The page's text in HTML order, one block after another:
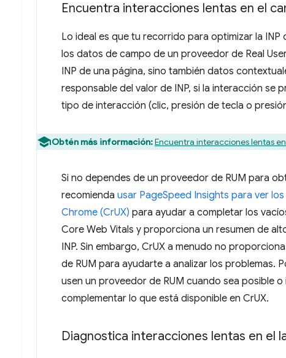
Encuentra interacciones lentas en el
Lo ideal es que tu recorrido para optimizar la INP
los datos de campo de un proveedor de Real
INP de una página, sino también datos
responsable del valor de INP, si la interacción se
tipo de interacción (clic, presión de tecla o
Obtén más información:Encuentra interacciones lentas
Si no dependes de un proveedor de RUM para
recomienda usar PageSpeed Insights para ver
Chrome (CrUX) para ayudar a completar los
Core Web Vitals y proporciona un resumen de
INP. Sin embargo, CrUX a menudo no
de RUM para ayudarte a analizar los problemas.
usen un proveedor de RUM cuando sea posible
complementar lo que está disponible en CrUX.
Diagnostica interacciones lentas en el